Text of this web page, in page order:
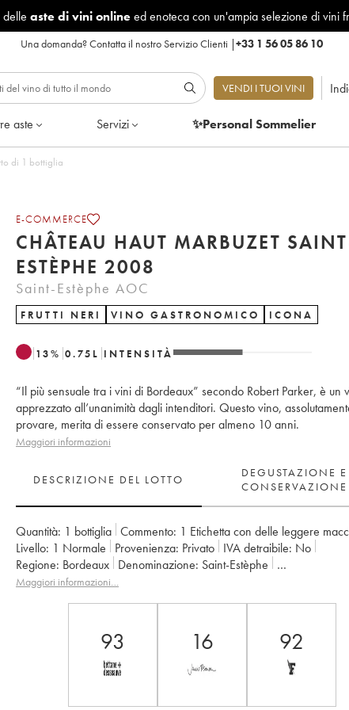
aste di vini onlineed enoteca con un'ampia selezione di vini
Una domanda?Contatta il nostro Servizio Clienti |+33 1 56 05 86 10
VENDI I TUOI VINI
aste Servizi ✨Personal Sommelier
di 1 bottiglia
E-COMMERCE
CHÂTEAU HAUT MARBUZET
ESTÈPHE 2008
Saint-Estèphe AOC
FRUTTI NERI VINO GASTRONOMICO ICONA
13% 0.75 L INTENSITÀ
“Il più sensuale tra i vini di Bordeaux” secondo Robert Parker, è un
apprezzato all’unanimità dagli intenditori. Questo vino,
provare, merita di essere conservato per almeno 10 anni.
Maggiori informazioni
DESCRIZIONE DEL LOTTO
DEGUSTAZIONE E
CONSERVAZIONE
Quantità: 1 bottiglia Commento: 1 Etichetta con delle leggere
Livello: 1 Normale Provenienza: privato IVA detraibile:
no
Regione:
Bordeaux Denominazione:
Saint-Estèphe
Proprietario:
Henri Duboscq
Maggiori informazioni…
93 16 92